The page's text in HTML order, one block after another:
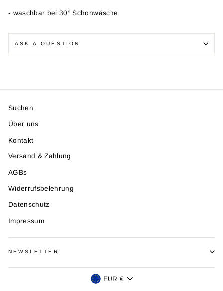
- waschbar bei 30° Schonwäsche
ASK A QUESTION
Suchen
Über uns
Kontakt
Versand & Zahlung
AGBs
Widerrufsbelehrung
Datenschutz
Impressum
NEWSLETTER
Währung
EUR €